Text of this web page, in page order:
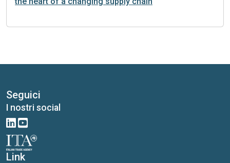
I nostri social
Link
I nostri portali